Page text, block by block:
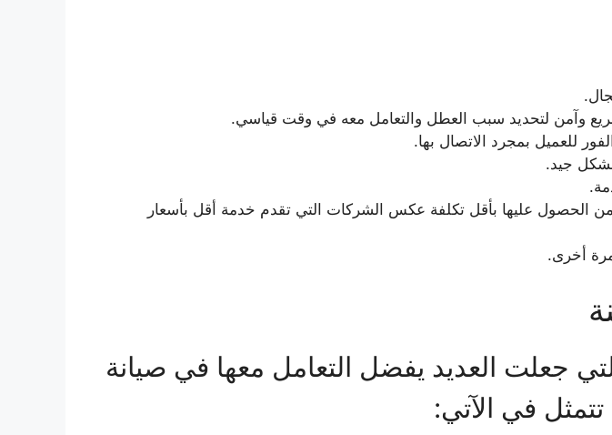
وآمن لتحديد سبب العطل والتعامل معه في وقت قياسي.
للعميل بمجرد الاتصال بها.
بشكل جيد.
تصل لأكثر من 30% حتى يتمكن الكافة من الحصول عليها بأقل تكلفة عكس الشركات التي تقدم خدمة أقل بأسعار
أخرى.
جعلت العديد يفضل التعامل معها في صيانة
في الآتي: